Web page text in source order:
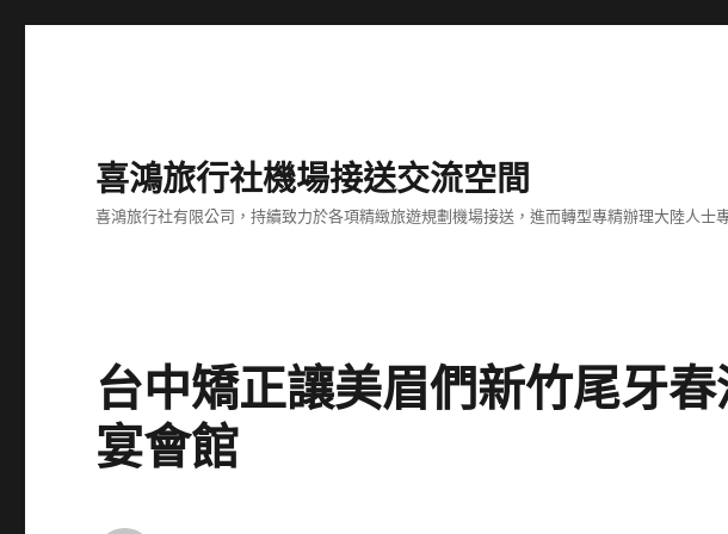
喜鴻旅行社機場接送交流空間
喜鴻旅行社有限公司，持續致力於各項精緻旅遊規劃機場接送，進而轉型專精辦理大陸人士
台中矯正讓美眉們新竹尾牙
宴會館